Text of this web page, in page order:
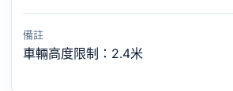
備註
車輛高度限制：2.4米